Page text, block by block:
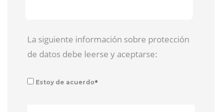
La siguiente información sobre protección
de datos debe leerse y aceptarse:
Estoy de acuerdo*